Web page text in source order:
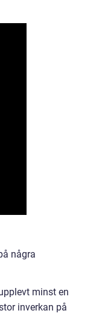
några
minst en
inverkan på